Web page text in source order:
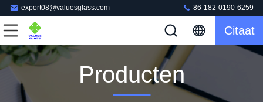
export08@valuesglass.com 86-182-0190-6259
Citaat
Producten